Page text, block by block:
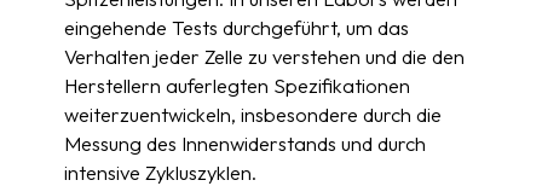
eingehende Tests durchgeführt, um das
Verhalten jeder Zelle zu verstehen und die den
Herstellern auferlegten Spezifikationen
weiterzuentwickeln, insbesondere durch die
Messung des Innenwiderstands und durch
intensive Zykluszyklen.